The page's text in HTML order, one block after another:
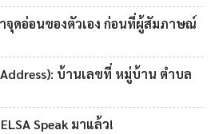
จุดอ่อนของตัวเอง ก่อนที่ผู้สัมภาษณ์
บ้านเลขที่ หมู่บ้าน ตำบล
Speak มาแล้ว!